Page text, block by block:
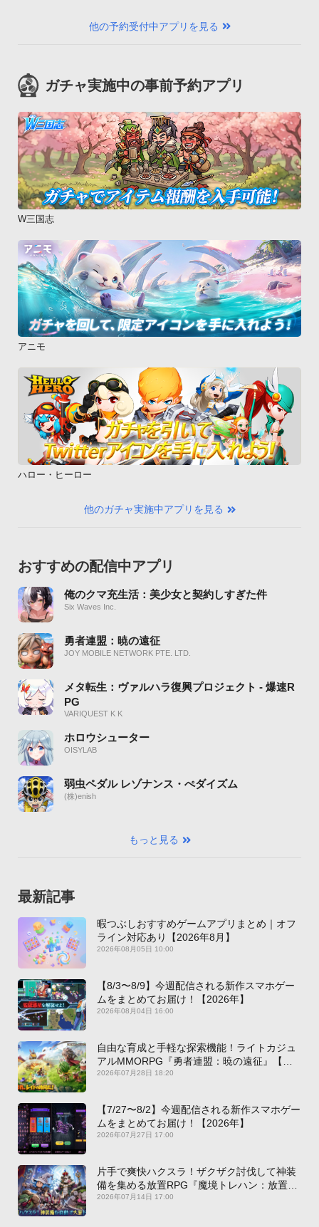
他の予約受付中アプリを見る
ガチャ実施中の事前予約アプリ
W三国志
アニモ
ハロー・ヒーロー
他のガチャ実施中アプリを見る
おすすめの配信中アプリ
俺のクマ充生活：美少女と契約しすぎた件
Six Waves Inc.
勇者連盟：暁の遠征
JOY MOBILE NETWORK PTE. LTD.
メタ転生：ヴァルハラ復興プロジェクト - 爆速R
PG
VARIQUEST K K
ホロウシューター
OISYLAB
弱虫ペダル レゾナンス・ぺダイズム
(株)enish
もっと見る
最新記事
暇つぶしおすすめゲームアプリまとめ｜オフ
ライン対応あり【2026年8月】
2026年08月05日 10:00
【8/3〜8/9】今週配信される新作スマホゲー
ムをまとめてお届け！【2026年】
2026年08月04日 16:00
自由な育成と手軽な探索機能！ライトカジュ
アルMMORPG『勇者連盟：暁の遠征』【最
新作PICKUP】
2026年07月28日 18:20
【7/27〜8/2】今週配信される新作スマホゲー
ムをまとめてお届け！【2026年】
2026年07月27日 17:00
片手で爽快ハクスラ！ザクザク討伐して神装
備を集める放置RPG『魔境トレハン：放置で
神装備』【最新作PICKUP】
2026年07月14日 17:00